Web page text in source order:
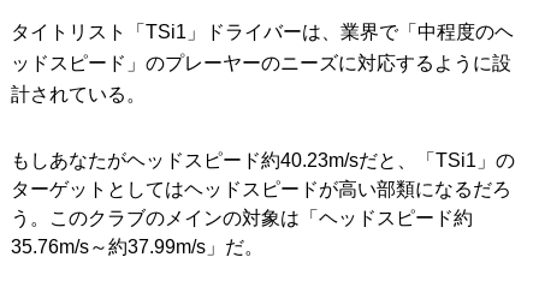
タイトリスト「TSi1」ドライバーは、業界で「中程度のヘ
ッドスピード」のプレーヤーのニーズに対応するように設
計されている。
もしあなたがヘッドスピード約40.23m/sだと、「TSi1」の
ターゲットとしてはヘッドスピードが高い部類になるだろ
う。このクラブのメインの対象は「ヘッドスピード約
35.76m/s～約37.99m/s」だ。